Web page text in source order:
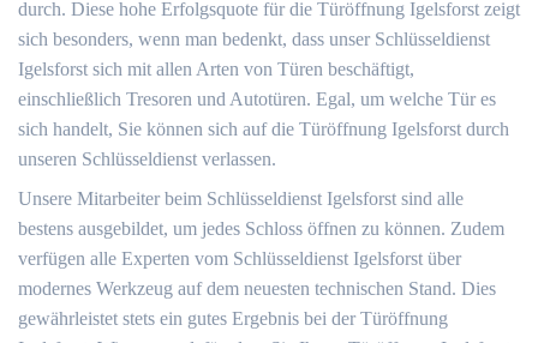
durch. Diese hohe Erfolgsquote für die Türöffnung Igelsforst zeigt
sich besonders, wenn man bedenkt, dass unser Schlüsseldienst
Igelsforst sich mit allen Arten von Türen beschäftigt,
einschließlich Tresoren und Autotüren. Egal, um welche Tür es
sich handelt, Sie können sich auf die Türöffnung Igelsforst durch
unseren Schlüsseldienst verlassen.
Unsere Mitarbeiter beim Schlüsseldienst Igelsforst sind alle
bestens ausgebildet, um jedes Schloss öffnen zu können. Zudem
verfügen alle Experten vom Schlüsseldienst Igelsforst über
modernes Werkzeug auf dem neuesten technischen Stand. Dies
gewährleistet stets ein gutes Ergebnis bei der Türöffnung